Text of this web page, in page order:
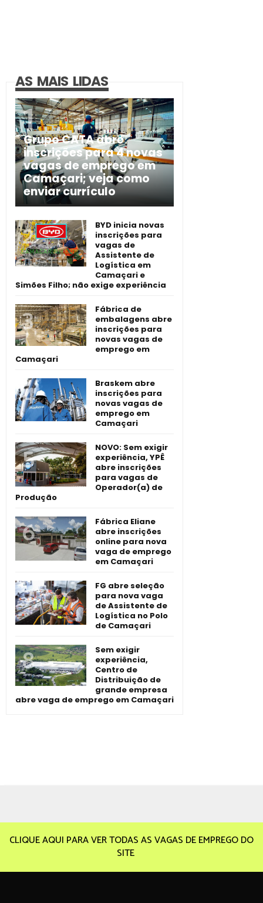
AS MAIS LIDAS
Grupo CATA abre
inscrições para 4 novas
vagas de emprego em
Camaçari; veja como
enviar currículo
BYD inicia novas
inscrições para
vagas de
Assistente de
Logística em
Camaçari e
Simões Filho; não exige experiência
Fábrica de
embalagens abre
inscrições para
novas vagas de
emprego em
Camaçari
Braskem abre
inscrições para
novas vagas de
emprego em
Camaçari
NOVO: Sem exigir
experiência, YPÊ
abre inscrições
para vagas de
Operador(a) de
Produção
Fábrica Eliane
abre inscrições
online para nova
vaga de emprego
em Camaçari
FG abre seleção
para nova vaga
de Assistente de
Logística no Polo
de Camaçari
Sem exigir
experiência,
Centro de
Distribuição de
grande empresa
abre vaga de emprego em Camaçari
CLIQUE AQUI PARA VER TODAS AS VAGAS DE EMPREGO DO
SITE